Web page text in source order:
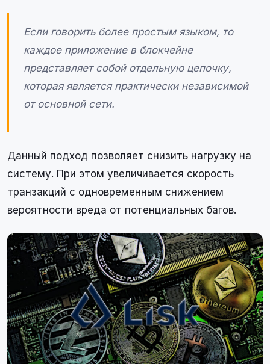
Если говорить более простым языком, то
каждое приложение в блокчейне
представляет собой отдельную цепочку,
которая является практически независимой
от основной сети.
Данный подход позволяет снизить нагрузку на
систему. При этом увеличивается скорость
транзакций с одновременным снижением
вероятности вреда от потенциальных багов.